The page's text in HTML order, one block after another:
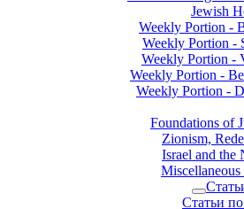
Jewish
Weekly Portion -
Weekly Portion -
Weekly Portion -
Weekly Portion -
Weekly Portion -
Foundations of
Zionism,
Israel and the
Miscellaneous
Статьи